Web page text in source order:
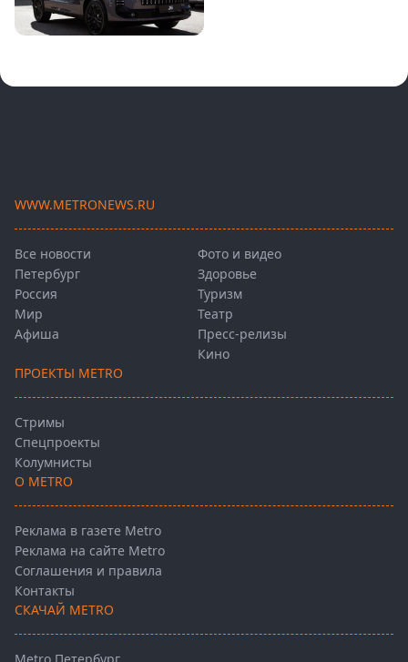
WWW.METRONEWS.RU
Все новости
Петербург
Россия
Мир
Афиша
Фото и видео
Здоровье
Туризм
Театр
Пресс-релизы
Кино
ПРОЕКТЫ METRO
Стримы
Спецпроекты
Колумнисты
О METRO
Реклама в газете Metro
Реклама на сайте Metro
Соглашения и правила
Контакты
СКАЧАЙ METRO